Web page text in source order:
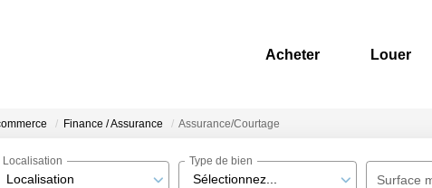
Acheter Louer
Finance / Assurance Assurance/Courtage
Localisation
Localisation
Sélectionnez...
Type de bien
Surface